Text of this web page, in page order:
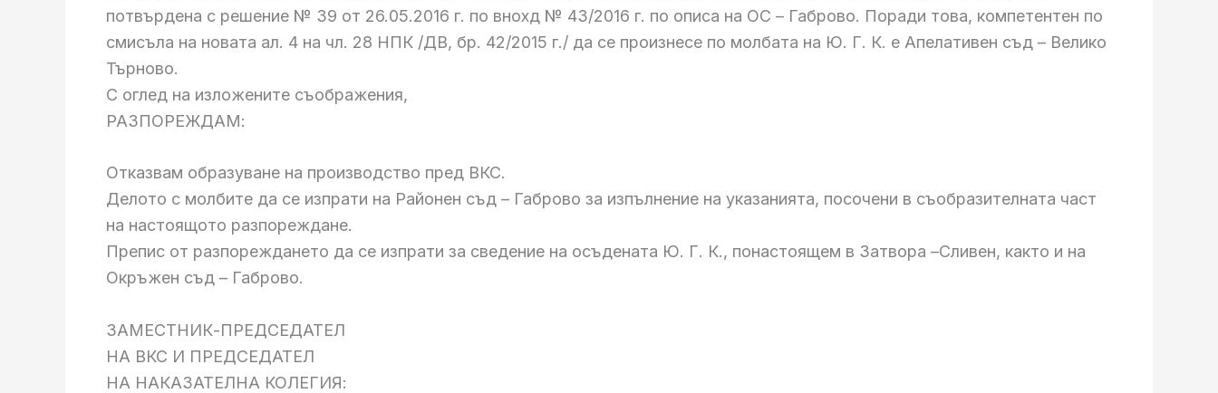
потвърдена с решение № 39 от 26.05.2016 г. по внохд № 43/2016 г. по описа на ОС – Габрово. Поради това, компетентен по
смисъла на новата ал. 4 на чл. 28 НПК /ДВ, бр. 42/2015 г./ да се произнесе по молбата на Ю. Г. К. е Апелативен съд – Велико
Търново.
С оглед на изложените съображения,
РАЗПОРЕЖДАМ:
Отказвам образуване на производство пред ВКС.
Делото с молбите да се изпрати на Районен съд – Габрово за изпълнение на указанията, посочени в съобразителната част
на настоящото разпореждане.
Препис от разпореждането да се изпрати за сведение на осъдената Ю. Г. К., понастоящем в Затвора –Сливен, както и на
Окръжен съд – Габрово.
ЗАМЕСТНИК-ПРЕДСЕДАТЕЛ
НА ВКС И ПРЕДСЕДАТЕЛ
НА НАКАЗАТЕЛНА КОЛЕГИЯ: